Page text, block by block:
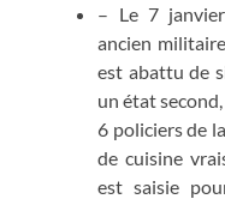
– Le 7 janvier
ancien
est abattu de
un état
6 policiers de
de cuisine
est saisie